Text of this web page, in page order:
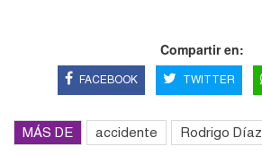
Compartir en:
FACEBOOK TWITTER
MÁS DE accidente Rodrigo Díaz